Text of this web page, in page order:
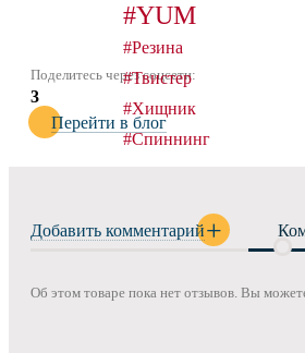
#YUM
#Резина
#Твистер
#Хищник
#Спиннинг
Поделитесь через соцсети:
3
Перейти в блог
Добавить комментарий
Об этом товаре пока нет отзывов. Вы